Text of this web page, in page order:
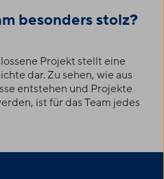
besonders stolz?
Projekt stellt eine
dar. Zu sehen, wie aus
entstehen und Projekte
ist für das Team jedes